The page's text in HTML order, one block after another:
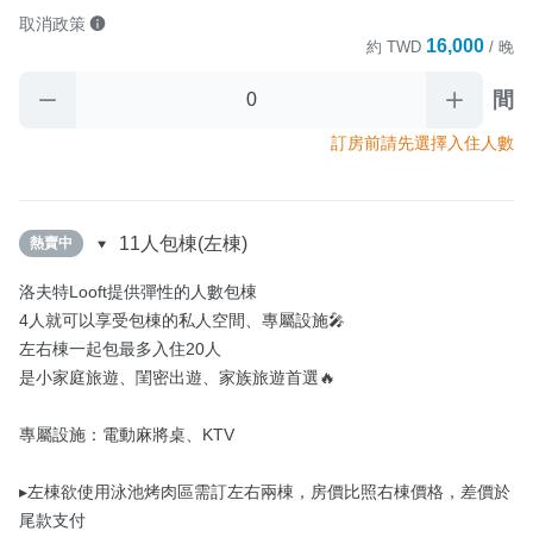
取消政策
約 TWD 16,000 / 晚
間
訂房前請先選擇入住人數
熱賣中 11人包棟(左棟)
洛夫特Looft提供彈性的人數包棟
4人就可以享受包棟的私人空間、專屬設施🎤
左右棟一起包最多入住20人
是小家庭旅遊、閨密出遊、家族旅遊首選🔥
專屬設施：電動麻將桌、KTV
▸左棟欲使用泳池烤肉區需訂左右兩棟，房價比照右棟價格，差價於
尾款支付